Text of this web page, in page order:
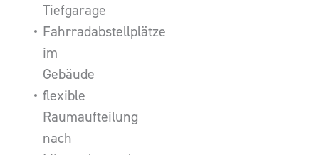
Tiefgarage
Fahrradabstellplätze
im
Gebäude
flexible
Raumaufteilung
nach